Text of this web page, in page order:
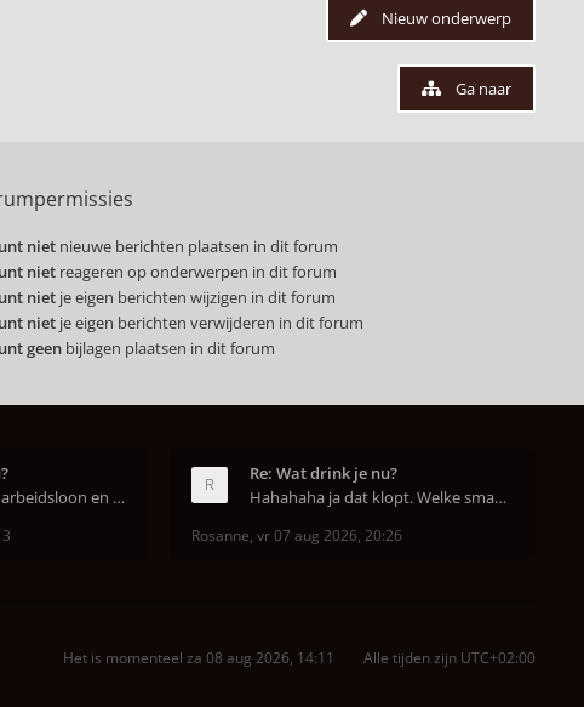
Nieuw onderwerp
Ga naar
niet nieuwe berichten plaatsen in dit forum
niet reageren op onderwerpen in dit forum
niet je eigen berichten wijzigen in dit forum
niet je eigen berichten verwijderen in dit forum
geen bijlagen plaatsen in dit forum
In Nederland is het arbeidsloon en de winkelhuur o
Re: Wat drink je nu?
Hahahaha ja dat klopt. Welke smaak had je?? Ben
Rosanne, vr 07 aug 2026, 20:26
Alle tijden zijn UTC+02:00
Het is momenteel za 08 aug 2026, 14:11